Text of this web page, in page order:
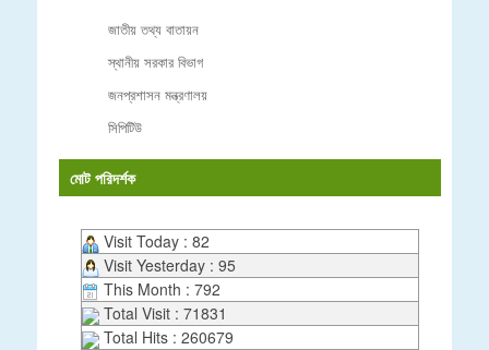
জাতীয় তথ্য বাতায়ন
স্থানীয় সরকার বিভাগ
জনপ্রশাসন মন্ত্রণালয়
সিপিটিউ
মোট পরিদর্শক
Visit Today : 82
Visit Yesterday : 95
This Month : 792
Total Visit : 71831
Total Hits : 260679